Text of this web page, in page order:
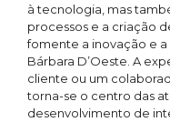
à tecnologia, mas
processos e a criação
fomente a inovação e
Bárbara D’Oeste. A
cliente ou um
torna-se o centro das
desenvolvimento de